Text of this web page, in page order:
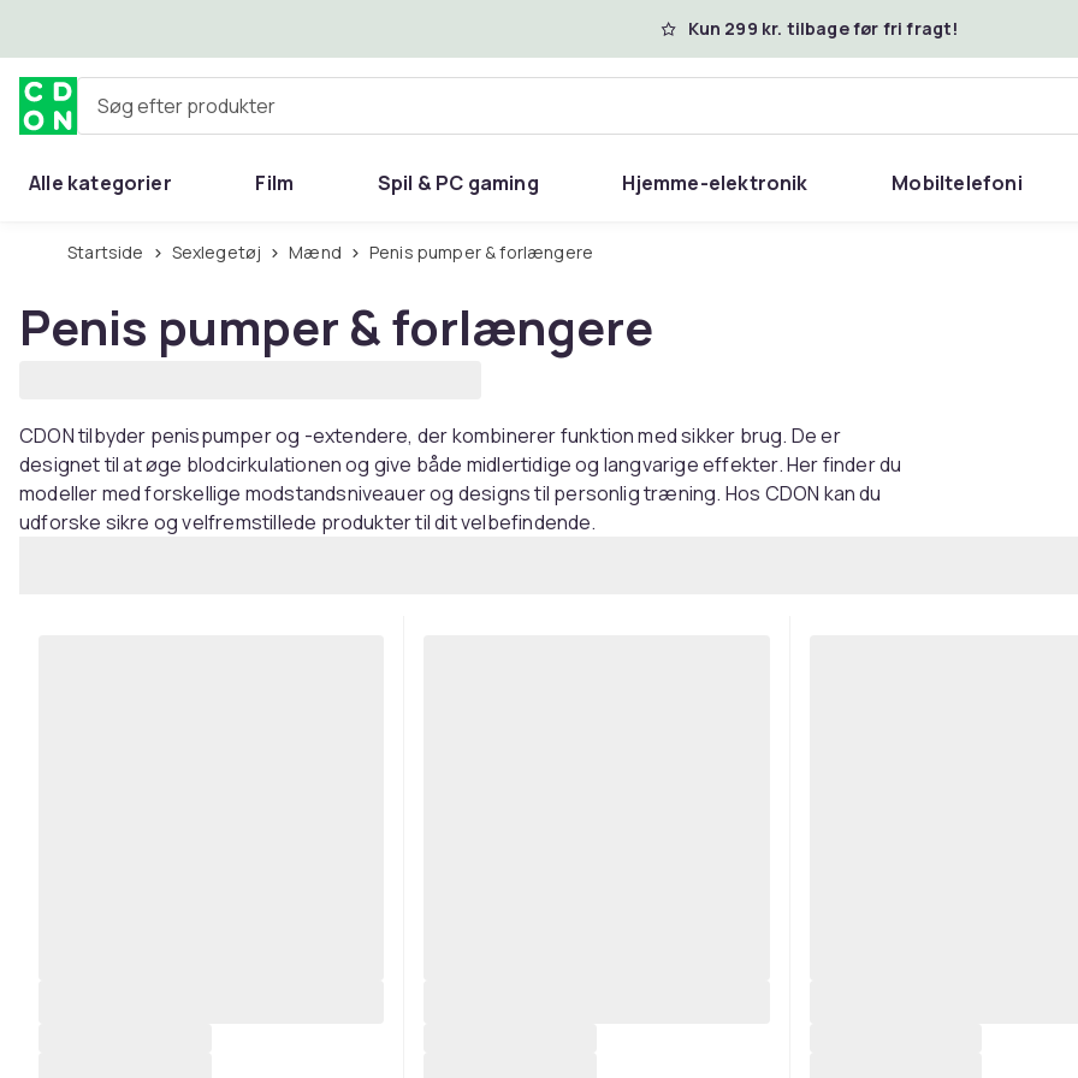
Kun 299 kr. tilbage før fri fragt!
Søg efter produkter
Alle kategorier Film Spil & PC gaming Hjemme-elektronik Mobiltelefoni
Hjem & have
Startside Sexlegetøj Mænd Penis pumper & forlængere
Penis pumper & forlængere
CDON tilbyder penispumper og -extendere, der kombinerer funktion med sikker brug. De er
designet til at øge blodcirkulationen og give både midlertidige og langvarige effekter. Her finder du
modeller med forskellige modstandsniveauer og designs til personlig træning. Hos CDON kan du
udforske sikre og velfremstillede produkter til dit velbefindende.